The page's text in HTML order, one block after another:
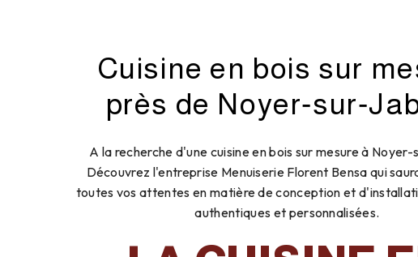
Cuisine en bois sur
près de
A la recherche d'une cuisine en bois sur mesure à Noyer-
Découvrez l'entreprise Menuiserie Florent Bensa qui
toutes vos attentes en matière de conception et
authentiques et personnalisées.